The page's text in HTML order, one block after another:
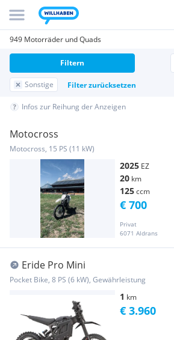
949 Motorräder und Quads
Sonstige Filter zurücksetzen
Filtern
Infos zur Reihung der Anzeigen
Motocross
Motocross, 15 PS (11 kW)
2025 EZ
20 km
125ccm
Privat
6071 Aldrans
€ 700
Eride Pro Mini
Pocket Bike, 8 PS (6 kW), Gewährleistung
1 km
€ 3.960